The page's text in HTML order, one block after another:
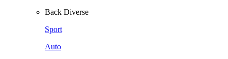
Back Diverse
Sport
Auto